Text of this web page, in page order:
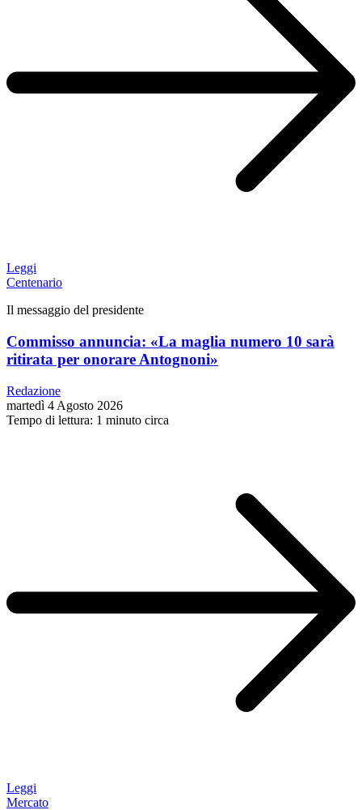
Leggi
Centenario
Il messaggio del presidente
Commisso annuncia: «La maglia numero 10 sarà
ritirata per onorare Antognoni»
Redazione
martedì 4 Agosto 2026
Tempo di lettura: 1 minuto circa
Leggi
Mercato